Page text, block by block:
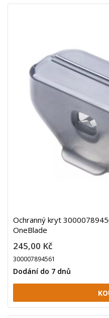
Ochranný kryt
OneBlade
245,00 Kč
300007894561
Dodání do 7 dnů